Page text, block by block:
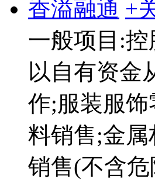
香溢融通 +
一般项目:
以自有资金
作;服装服
料销售;金
销售(不含